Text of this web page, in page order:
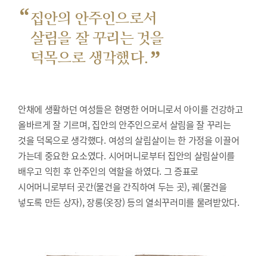
“집안의 안주인으로서
살림을 잘 꾸리는 것을
덕목으로 생각했다. ”
안채에 생활하던 여성들은 현명한 어머니로서 아이를 건강하고
올바르게 잘 기르며, 집안의 안주인으로서 살림을 잘 꾸리는
것을 덕목으로 생각했다. 여성의 살림살이는 한 가정을 이끌어
가는데 중요한 요소였다. 시어머니로부터 집안의 살림살이를
배우고 익힌 후 안주인의 역할을 하였다. 그 증표로
시어머니로부터 곳간(물건을 간직하여 두는 곳), 궤(물건을
넣도록 만든 상자), 장롱(옷장) 등의 열쇠꾸러미를 물려받았다.